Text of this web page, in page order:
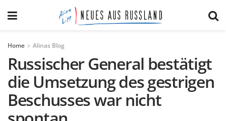
Home Alinas Blog
Russischer General bestätigt
die Umsetzung des gestrigen
Beschusses war nicht